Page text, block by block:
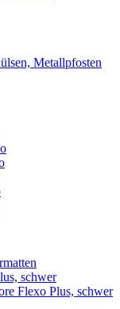
Metallpfosten
schwer
Flexo Plus, schwer